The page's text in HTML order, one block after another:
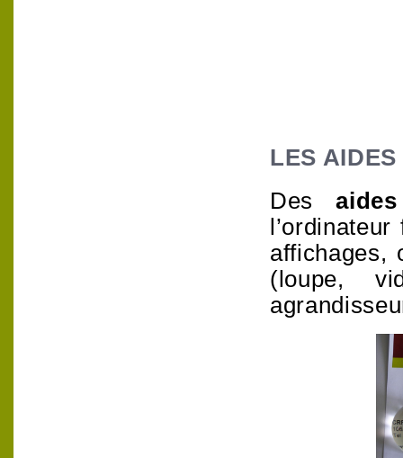
LES
Des
affichages,
(loupe,